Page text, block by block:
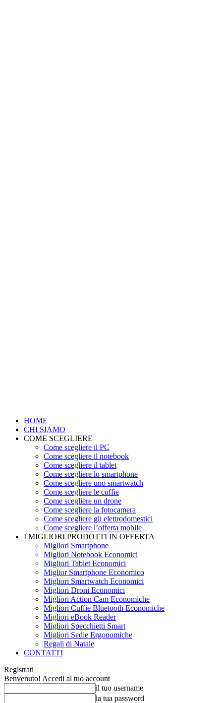
HOME
CHI SIAMO
COME SCEGLIERE
Come scegliere il PC
Come scegliere il notebook
Come scegliere il tablet
Come scegliere lo smartphone
Come scegliere uno smartwatch
Come scegliere le cuffie
Come scegliere un drone
Come scegliere la fotocamera
Come scegliere gli elettrodomestici
Come scegliere l’offerta mobile
I MIGLIORI PRODOTTI IN OFFERTA
Migliori Smartphone
Migliori Notebook Economici
Migliori Tablet Economici
Miglior Smartphone Economico
Migliori Smartwatch Economici
Migliori Droni Economici
Migliori Action Cam Economiche
Migliori Cuffie Bluetooth Economiche
Migliori eBook Reader
Migliori Specchietti Smart
Migliori Sedie Ergonomiche
Regali di Natale
CONTATTI
Registrati
Benvenuto! Accedi al tuo account
il tuo username
la tua password